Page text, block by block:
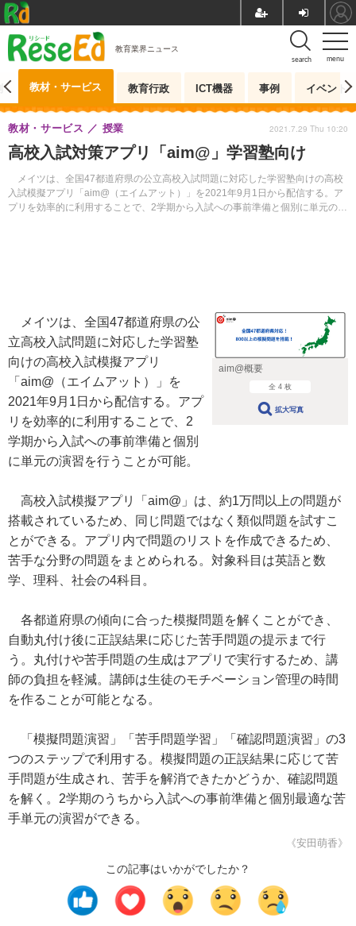
menu
search
教育業界ニュース
教材・サービス 教育行政 ICT機器 事例 イベント
高校入試対策アプリ「aim@」学習塾向け
メイツは、全国47都道府県の公立高校入試問題に対応した学習塾向けの高校
入試模擬アプリ「aim@（エイムアット）」を2021年9月1日から配信する。ア
プリを効率的に利用することで、2学期から入試への事前準備と個別に単元の演
教材・サービス 授業 2021.7.29 Thu 10:20
aim@概要
全 4 枚
拡大写真
メイツは、全国47都道府県の公
立高校入試問題に対応した学習塾
向けの高校入試模擬アプリ
「aim@（エイムアット）」を
2021年9月1日から配信する。アプ
リを効率的に利用することで、2
学期から入試への事前準備と個別
に単元の演習を行うことが可能。
高校入試模擬アプリ「aim@」は、約1万問以上の問題が
搭載されているため、同じ問題ではなく類似問題を試すこ
とができる。アプリ内で問題のリストを作成できるため、
苦手な分野の問題をまとめられる。対象科目は英語と数
学、理科、社会の4科目。
各都道府県の傾向に合った模擬問題を解くことができ、
自動丸付け後に正誤結果に応じた苦手問題の提示まで行
う。丸付けや苦手問題の生成はアプリで実行するため、講
師の負担を軽減。講師は生徒のモチベーション管理の時間
を作ることが可能となる。
「模擬問題演習」「苦手問題学習」「確認問題演習」の3
つのステップで利用する。模擬問題の正誤結果に応じて苦
手問題が生成され、苦手を解消できたかどうか、確認問題
を解く。2学期のうちから入試への事前準備と個別最適な苦
手単元の演習ができる。
《安田萌香》
この記事はいかがでしたか？